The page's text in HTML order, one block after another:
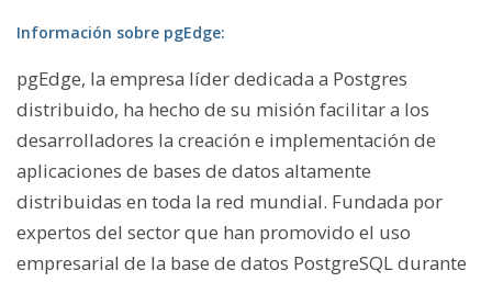
Información sobre pgEdge:
pgEdge, la empresa líder dedicada a Postgres
distribuido, ha hecho de su misión facilitar a los
desarrolladores la creación e implementación de
aplicaciones de bases de datos altamente
distribuidas en toda la red mundial. Fundada por
expertos del sector que han promovido el uso
empresarial de la base de datos PostgreSQL durante